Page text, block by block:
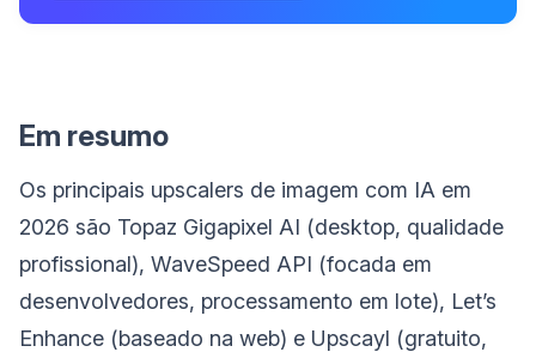
Em resumo
Os principais upscalers de imagem com IA em
2026 são Topaz Gigapixel AI (desktop, qualidade
profissional), WaveSpeed API (focada em
desenvolvedores, processamento em lote), Let’s
Enhance (baseado na web) e Upscayl (gratuito,